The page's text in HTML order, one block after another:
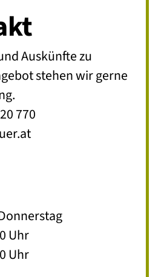
Auskünfte zu
stehen wir gerne
770
Uhr
Uhr